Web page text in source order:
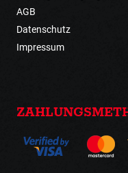
AGB
Datenschutz
Impressum